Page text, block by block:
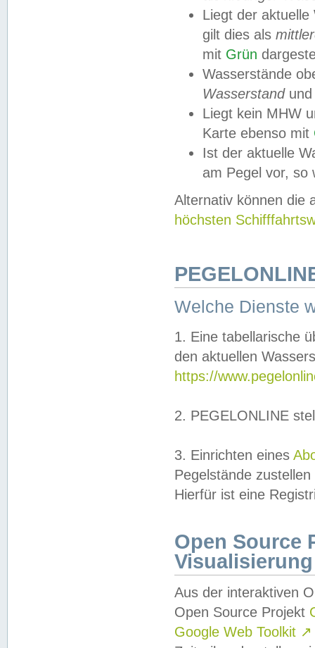
Liegt der
gilt dies als
mit Grün
Wasserstände
Wasserstandund
Liegt kein MHW
Karte ebenso mit
Ist der aktuelle
am Pegel vor,
Alternativ können die
höchsten
Welche Dienste
1. Eine tabellarische
den aktuellen
https://
2. PEGELONLINE
3. Einrichten eines
Pegelstände
Hierfür ist eine
Open Source
Visualisierung
Aus der interaktiven
Open Source Projekt
Google Web Toolkit ↗